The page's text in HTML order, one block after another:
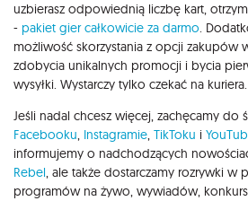
uzbierasz odpowiednią liczbę kart,
- pakiet gier całkowicie za darmo.
możliwość skorzystania z opcji zakupów
zdobycia unikalnych promocji i bycia
wysyłki. Wystarczy tylko czekać na kuriera.
Jeśli nadal chcesz więcej, zachęcamy do
Facebooku, Instagramie, TikToku i
informujemy o nadchodzących
Rebel, ale także dostarczamy rozrywki w
programów na żywo, wywiadów,